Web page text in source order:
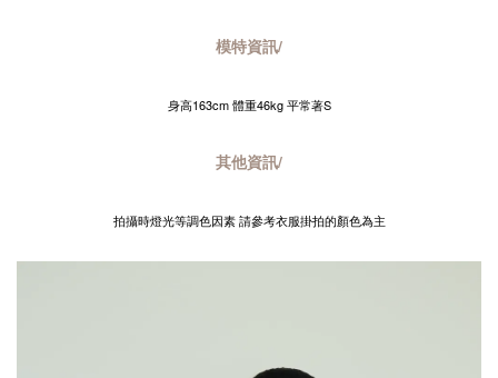
模特資訊/
身高163cm 體重46kg 平常著S
其他資訊/
拍攝時燈光等調色因素 請參考衣服掛拍的顏色為主